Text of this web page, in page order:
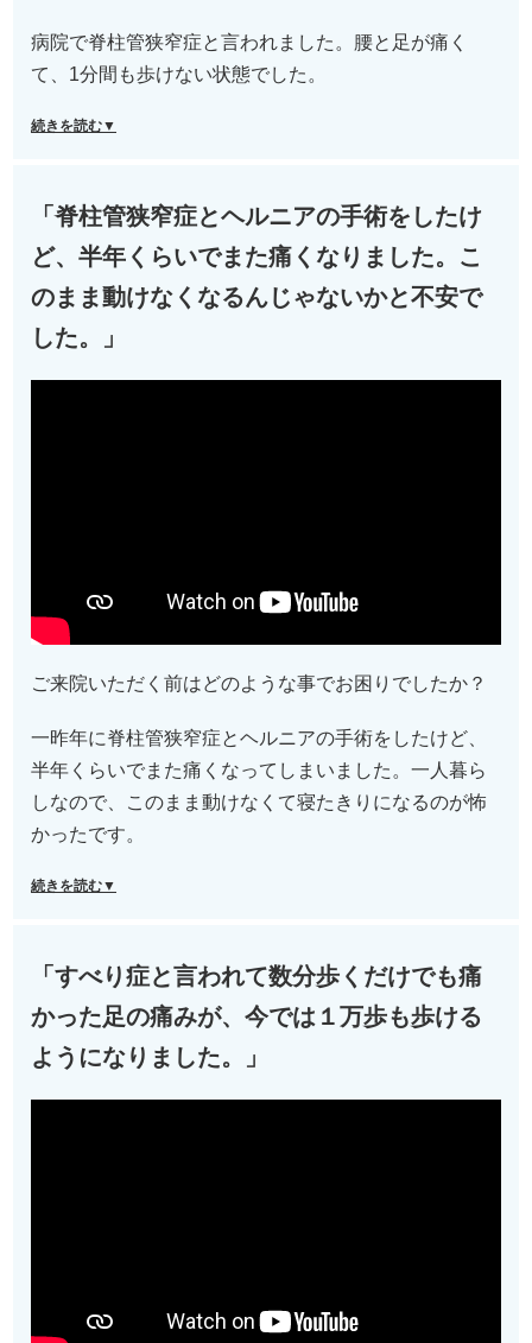
病院で脊柱管狭窄症と言われました。腰と足が痛く
て、1分間も歩けない状態でした。
続きを読む▼
「脊柱管狭窄症とヘルニアの手術をしたけ
ど、半年くらいでまた痛くなりました。こ
のまま動けなくなるんじゃないかと不安で
した。」
ご来院いただく前はどのような事でお困りでしたか？
一昨年に脊柱管狭窄症とヘルニアの手術をしたけど、
半年くらいでまた痛くなってしまいました。一人暮ら
しなので、このまま動けなくて寝たきりになるのが怖
かったです。
続きを読む▼
「すべり症と言われて数分歩くだけでも痛
かった足の痛みが、今では１万歩も歩ける
ようになりました。」